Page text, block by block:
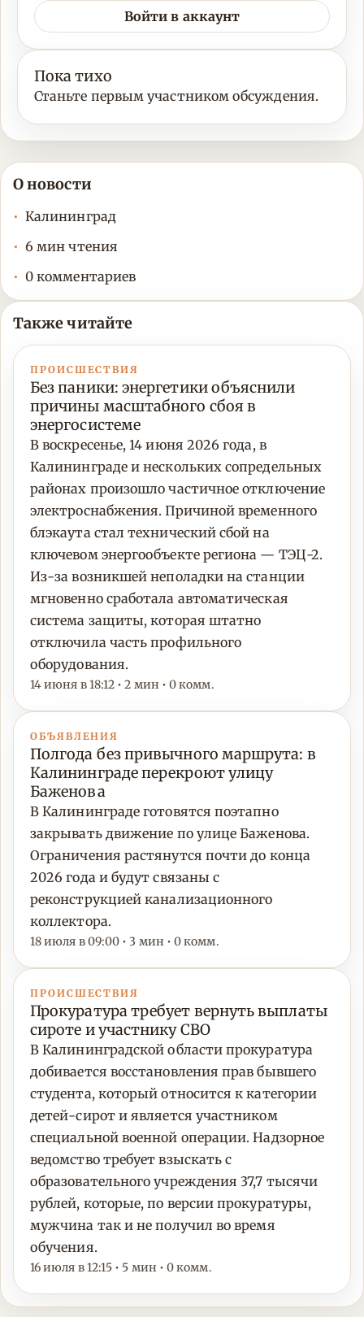
Войти в аккаунт
Пока тихо
Станьте первым участником обсуждения.
О новости
Калининград
6 мин чтения
0 комментариев
Также читайте
ПРОИСШЕСТВИЯ
Без паники: энергетики объяснили
причины масштабного сбоя в
энергосистеме
В воскресенье, 14 июня 2026 года, в
Калининграде и нескольких сопредельных
районах произошло частичное отключение
электроснабжения. Причиной временного
блэкаута стал технический сбой на
ключевом энергообъекте региона — ТЭЦ-2.
Из-за возникшей неполадки на станции
мгновенно сработала автоматическая
система защиты, которая штатно
отключила часть профильного
оборудования.
14 июня в 18:12 • 2 мин • 0 комм.
ОБЪЯВЛЕНИЯ
Полгода без привычного маршрута: в
Калининграде перекроют улицу
Баженова
В Калининграде готовятся поэтапно
закрывать движение по улице Баженова.
Ограничения растянутся почти до конца
2026 года и будут связаны с
реконструкцией канализационного
коллектора.
18 июля в 09:00 • 3 мин • 0 комм.
ПРОИСШЕСТВИЯ
Прокуратура требует вернуть выплаты
сироте и участнику СВО
В Калининградской области прокуратура
добивается восстановления прав бывшего
студента, который относится к категории
детей-сирот и является участником
специальной военной операции. Надзорное
ведомство требует взыскать с
образовательного учреждения 37,7 тысячи
рублей, которые, по версии прокуратуры,
мужчина так и не получил во время
обучения.
16 июля в 12:15 • 5 мин • 0 комм.